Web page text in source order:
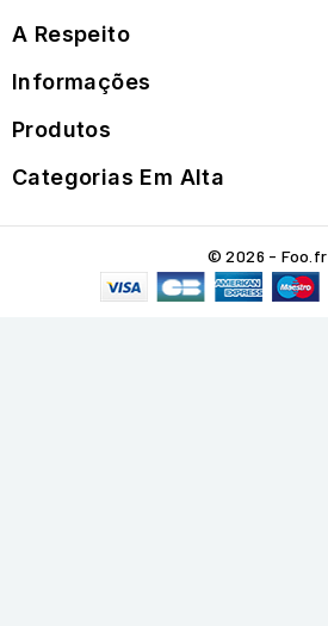
A Respeito
Informações
Produtos
Categorias Em Alta
© 2026 - Foo.fr